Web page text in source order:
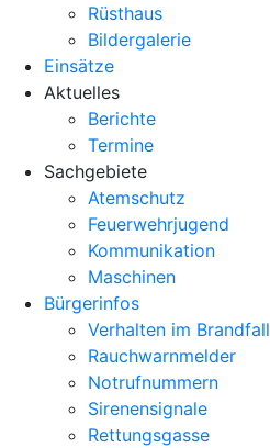
Rüsthaus
Bildergalerie
Einsätze
Aktuelles
Berichte
Termine
Sachgebiete
Atemschutz
Feuerwehrjugend
Kommunikation
Maschinen
Bürgerinfos
Verhalten im Brandfall
Rauchwarnmelder
Notrufnummern
Sirenensignale
Rettungsgasse